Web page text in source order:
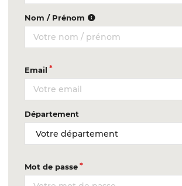
Nom / Prénom
Email
Département
Mot de passe